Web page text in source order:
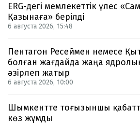
ERG-дегі мемлекеттік үлес
Қазынаға» берілді
6 августа 2026, 15:48
Пентагон Ресеймен немесе
болған жағдайда жаңа
әзірлеп жатыр
6 августа 2026, 10:00
Шымкентте тоғызыншы
көз жұмды